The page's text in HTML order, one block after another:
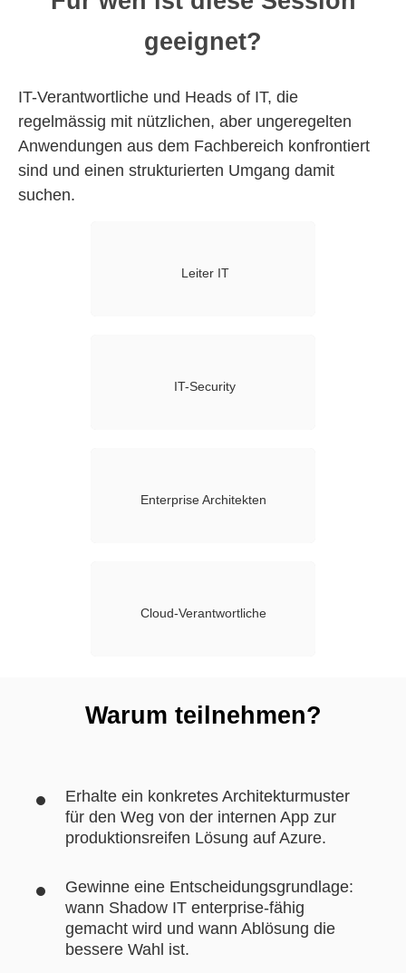
geeignet?
IT-Verantwortliche und Heads of IT, die
regelmässig mit nützlichen, aber ungeregelten
Anwendungen aus dem Fachbereich konfrontiert
sind und einen strukturierten Umgang damit
suchen.
Leiter IT
IT-Security
Enterprise Architekten
Cloud-Verantwortliche
Warum teilnehmen?
Erhalte ein konkretes Architekturmuster
für den Weg von der internen App zur
produktionsreifen Lösung auf Azure.
Gewinne eine Entscheidungsgrundlage:
wann Shadow IT enterprise-fähig
gemacht wird und wann Ablösung die
bessere Wahl ist.